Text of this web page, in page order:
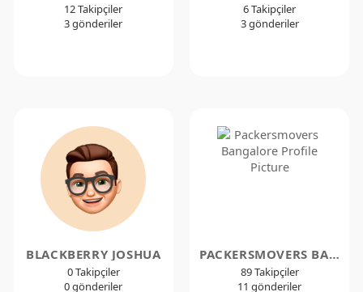
12 Takipçiler
3 gönderiler
6 Takipçiler
3 gönderiler
BLACKBERRY JOSHUA
0 Takipçiler
0 gönderiler
PACKERSMOVERS BANGALORE
89 Takipçiler
11 gönderiler